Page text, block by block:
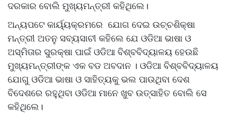
ଦରକାର ବୋଲି ମୁଖ୍ୟମନ୍ତ୍ରୀ କହିଥିଲେ।
ଅନ୍ୟପଟେ କାର୍ୟ୍ୟକ୍ରମରେ ଯୋଗ ଦେଇ ଉଚ୍ଚଶିକ୍ଷା
ମନ୍ତ୍ରୀ ଅତନୁ ସବ୍ୟସାଚୀ କହିଲେ ଯେ ଓଡିଆ ଭାଷା ଓ
ଅସ୍ମିତାର ସୁରକ୍ଷା ପାଇଁ ଓଡିଆ ବିଶ୍ବବିଦ୍ୟାଳୟ ହେଉଛି
ମୁଖ୍ୟମନ୍ତ୍ରୀଙ୍କ ଏକ ବଡ ଅବଦାନ । ଓଡିଆ ବିଶ୍ବବିଦ୍ୟାଳୟ
ଯୋଗୁ ଓଡିଆ ଭାଷା ଓ ସାହିତ୍ୟକୁ ଭଲ ପାଉଥିବା ଦେଶ
ବିଦେଶରେ ରହୁଥିବା ଓଡିଆ ମାନେ ଖୁବ ଉତ୍ସାହିତ ବୋଲି ସେ
କହିଥିଲେ।